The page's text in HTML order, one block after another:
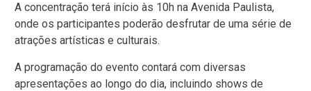
A concentração terá início às 10h na Avenida Paulista,
onde os participantes poderão desfrutar de uma série de
atrações artísticas e culturais.
A programação do evento contará com diversas
apresentações ao longo do dia, incluindo shows de